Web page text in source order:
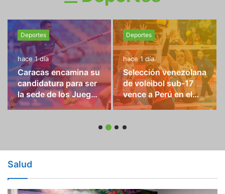
Deportes
hace 1 día
Caracas encamina su
candidatura para ser
la sede de los Juegos
Centroamericanos
Deportes
hace 1 día
Selección venezolana
de voleibol sub-17
vence a Perú en el
Mundial de Chile
Salud